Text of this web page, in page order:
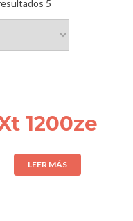
5
1200ze
LEER MÁS